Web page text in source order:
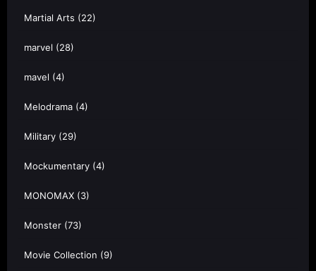
Martial Arts (22)
marvel (28)
mavel (4)
Melodrama (4)
Military (29)
Mockumentary (4)
MONOMAX (3)
Monster (73)
Movie Collection (9)